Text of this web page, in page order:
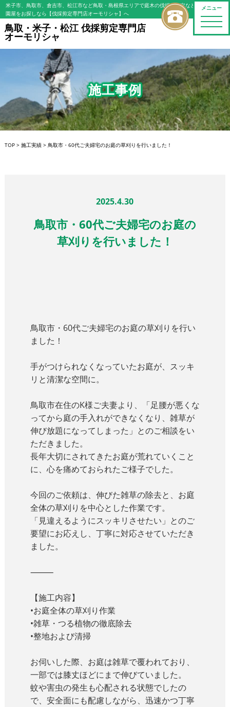
メニュー
toggle
米子市、鳥取市、倉吉市、松江市など鳥取・島根県エリアで庭木の伐採・剪定などの植木屋/造
園屋をお探しなら【伐採剪定専門店オーモリシャ】へ
鳥取・米子・松江 伐採剪定専門店
オーモリシャ
施工事例
TOP> 施工実績> 鳥取市・60代ご夫婦宅のお庭の草刈りを行いました！
2025.4.30
鳥取市・60代ご夫婦宅のお庭の
草刈りを行いました！
鳥取市・60代ご夫婦宅のお庭の草刈りを行い
ました！
手がつけられなくなっていたお庭が、スッキ
リと清潔な空間に。
鳥取市在住のK様ご夫妻より、「足腰が悪くな
ってから庭の手入れができなくなり、雑草が
伸び放題になってしまった」とのご相談をい
ただきました。
長年大切にされてきたお庭が荒れていくこと
に、心を痛めておられたご様子でした。
今回のご依頼は、伸びた雑草の除去と、お庭
全体の草刈りを中心とした作業です。
「見違えるようにスッキリさせたい」とのご
要望にお応えし、丁寧に対応させていただき
ました。
⸻
【施工内容】
•お庭全体の草刈り作業
•雑草・つる植物の徹底除去
•整地および清掃
お伺いした際、お庭は雑草で覆われており、
一部では膝丈ほどにまで伸びていました。
蚊や害虫の発生も心配される状態でしたの
で、安全面にも配慮しながら、迅速かつ丁寧